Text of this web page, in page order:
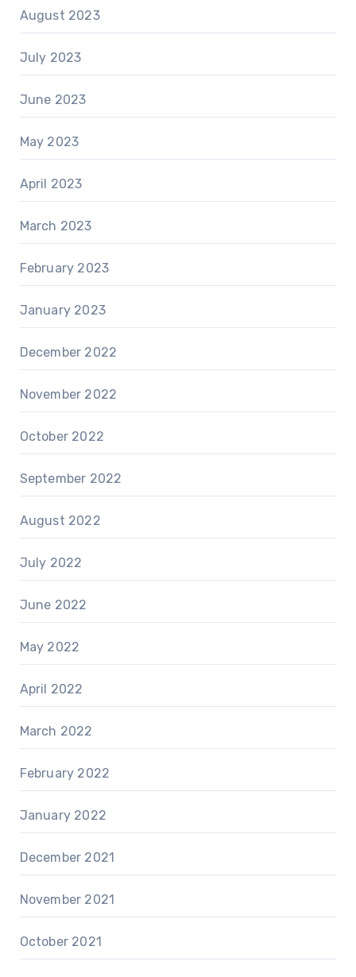
August 2023
July 2023
June 2023
May 2023
April 2023
March 2023
February 2023
January 2023
December 2022
November 2022
October 2022
September 2022
August 2022
July 2022
June 2022
May 2022
April 2022
March 2022
February 2022
January 2022
December 2021
November 2021
October 2021